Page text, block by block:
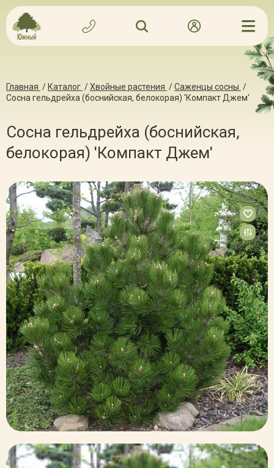
Главная / Каталог /Хвойные растения /Саженцы сосны /
Сосна гельдрейха (боснийская, белокорая) 'Компакт Джем'
Сосна гельдрейха (боснийская,
белокорая) 'Компакт Джем'